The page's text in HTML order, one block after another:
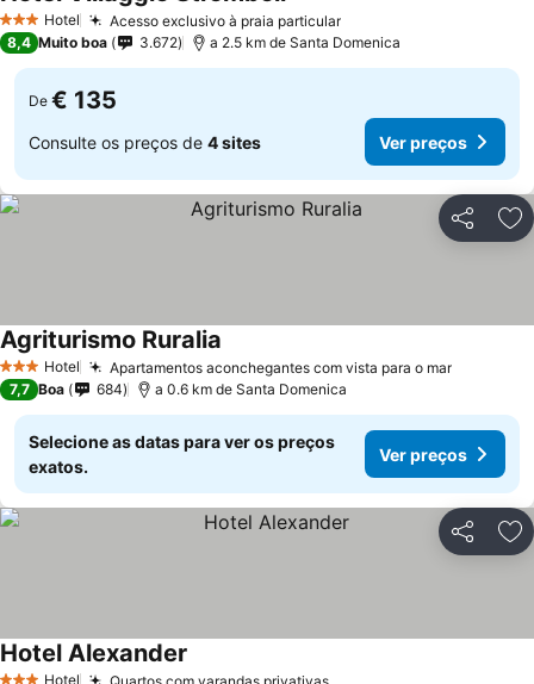
3 EstrelasHotel Acesso exclusivo à praia particular
8,4 Muito boa 3.672 a 2.5 km de Santa Domenica
De € 135
Consulte os preços de 4 sites Ver preços
Partilhar
3 EstrelasHotel Apartamentos aconchegantes com vista para o mar
Agriturismo Ruralia
7,7 Boa 684 a 0.6 km de Santa Domenica
Selecione as datas para ver os preços
exatos.
Ver preços
Partilhar
Hotel Quartos com varandas privativas
Hotel Alexander